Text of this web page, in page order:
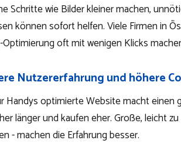
Schritte wie Bilder kleiner machen,
können sofort helfen. Viele Firmen in
Optimierung oft mit wenigen Klicks
Nutzererfahrung und höhere
Handys optimierte Website macht einen
länger und kaufen eher. Große, leicht
- machen die Erfahrung besser.